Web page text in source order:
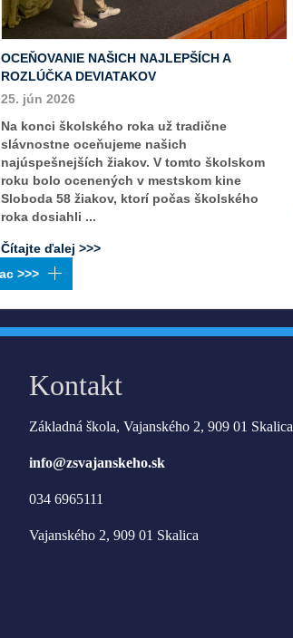
OCEŇOVANIE NAŠICH NAJLEPŠÍCH A
ROZLÚČKA DEVIATAKOV
25. jún 2026
Na konci školského roka už tradične
slávnostne oceňujeme našich
najúspešnejších žiakov. V tomto školskom
roku bolo ocenených v mestskom kine
Sloboda 58 žiakov, ktorí počas školského
roka dosiahli ...
Čítajte ďalej >>>
Kontakt
Základná škola, Vajanského 2, 909 01 Skalica
info@zsvajanskeho.sk
034 6965111
Vajanského 2, 909 01 Skalica